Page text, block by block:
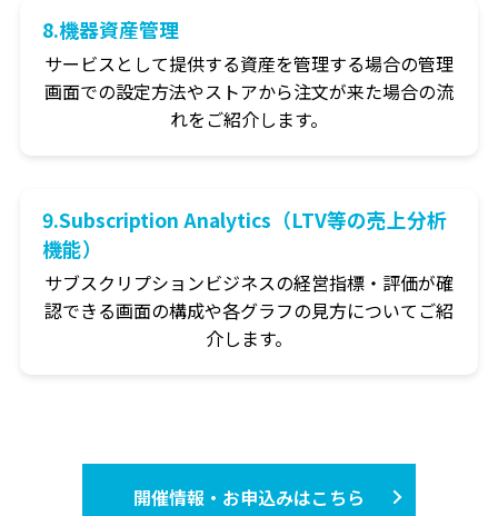
8.機器資産管理
サービスとして提供する資産を管理する場合の管理
画面での設定方法やストアから注文が来た場合の流
れをご紹介します。
9.Subscription Analytics（LTV等の売上分析
機能）
サブスクリプションビジネスの経営指標・評価が確
認できる画面の構成や各グラフの見方についてご紹
介します。
開催情報・お申込みはこちら